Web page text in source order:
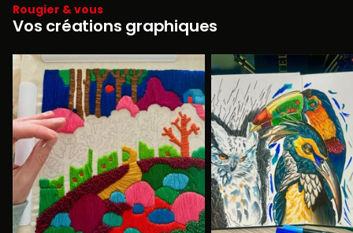
Rougier & vous
Vos créations graphiques